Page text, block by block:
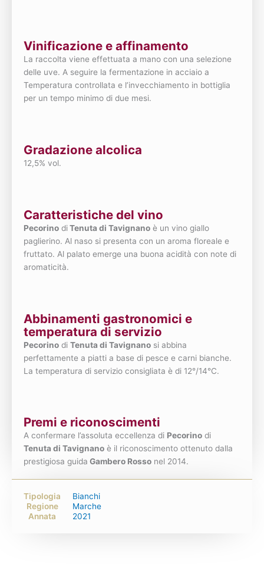
Vinificazione e affinamento
La raccolta viene effettuata a mano con una selezione
delle uve. A seguire la fermentazione in acciaio a
Temperatura controllata e l’invecchiamento in bottiglia
per un tempo minimo di due mesi.
Gradazione alcolica
12,5% vol.
Caratteristiche del vino
Pecorino diTenuta di Tavignano è un vino giallo
paglierino. Al naso si presenta con un aroma floreale e
fruttato. Al palato emerge una buona acidità con note di
aromaticità.
Abbinamenti gastronomici e
temperatura di servizio
Pecorino di Tenuta di Tavignano si abbina
perfettamente a piatti a base di pesce e carni bianche.
La temperatura di servizio consigliata è di 12°/14°C.
Premi e riconoscimenti
A confermare l’assoluta eccellenza di Pecorino di
Tenuta di Tavignano è il riconoscimento ottenuto dalla
prestigiosa guida Gambero Rosso nel 2014.
Tipologia
Bianchi
Regione
Marche
Annata
2021